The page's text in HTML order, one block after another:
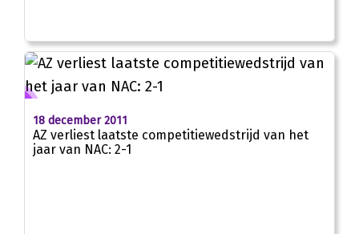
18 december 2011
AZ verliest laatste competitiewedstrijd van het
jaar van NAC: 2-1